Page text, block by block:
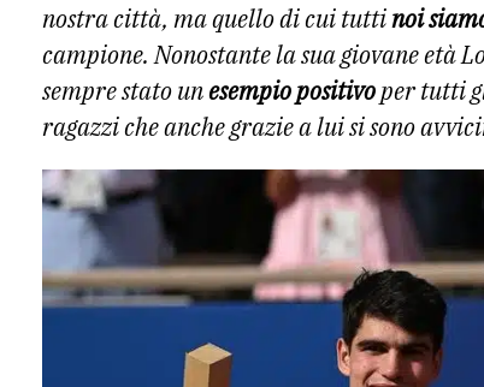
nostra città, ma quello di cui tuttinoi
campione. Nonostante la sua giovane età
sempre stato unesempio positivoper tutti
ragazzi che anche grazie a lui si sono